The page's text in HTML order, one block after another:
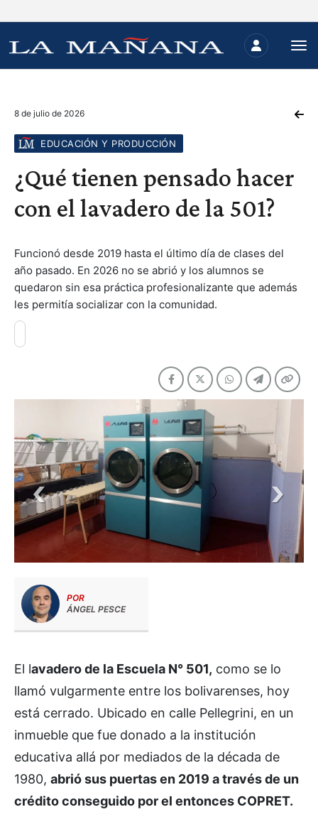
8 de julio de 2026
EDUCACIÓN Y PRODUCCIÓN
¿Qué tienen pensado hacer
con el lavadero de la 501?
Funcionó desde 2019 hasta el último día de clases del
año pasado. En 2026 no se abrió y los alumnos se
quedaron sin esa práctica profesionalizante que además
les permitía socializar con la comunidad.
POR
ÁNGEL PESCE
El lavadero de la Escuela N° 501, como se lo
llamó vulgarmente entre los bolivarenses, hoy
está cerrado. Ubicado en calle Pellegrini, en un
inmueble que fue donado a la institución
educativa allá por mediados de la década de
1980, abrió sus puertas en 2019 a través de un
crédito conseguido por el entonces COPRET.